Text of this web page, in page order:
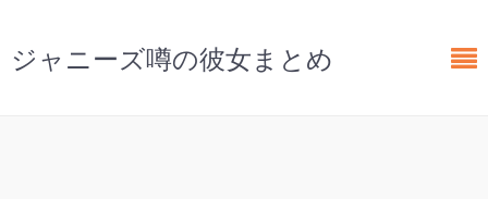
ジャニーズ噂の彼女まとめ